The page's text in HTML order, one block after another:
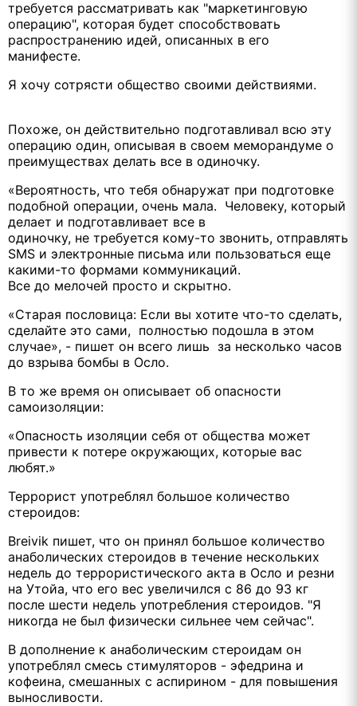
требуется рассматривать как "маркетинговую
операцию", которая будет способствовать
распространению идей, описанных в его
манифесте.
Я хочу сотрясти общество своими действиями.
Похоже, он действительно подготавливал всю эту
операцию один, описывая в своем меморандуме о
преимуществах делать все в одиночку.
«Вероятность, что тебя обнаружат при подготовке
подобной операции, очень мала. Человеку, который
делает и подготавливает все в
одиночку, не требуется кому-то звонить, отправлять
SMS и электронные письма или пользоваться еще
какими-то формами коммуникаций.
Все до мелочей просто и скрытно.
«Старая пословица: Если вы хотите что-то сделать,
сделайте это сами, полностью подошла в этом
случае», - пишет он всего лишь за несколько часов
до взрыва бомбы в Осло.
В то же время он описывает об опасности
самоизоляции:
«Опасность изоляции себя от общества может
привести к потере окружающих, которые вас
любят.»
Террорист употреблял большое количество
стероидов:
Breivik пишет, что он принял большое количество
анаболических стероидов в течение нескольких
недель до террористического акта в Осло и резни
на Утойа, что его вес увеличился с 86 до 93 кг
после шести недель употребления стероидов. "Я
никогда не был физически сильнее чем сейчас".
В дополнение к анаболическим стероидам он
употреблял смесь стимуляторов - эфедрина и
кофеина, смешанных с аспирином - для повышения
выносливости.